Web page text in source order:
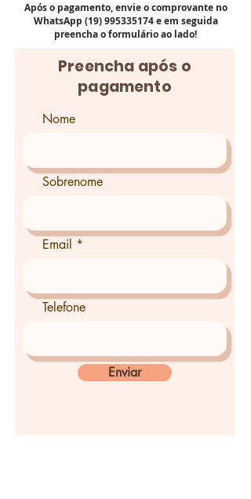
Após o pagamento, envie o comprovante no
WhatsApp (19) 995335174e em seguida
preencha o formulário ao lado!
Preencha após o
pagamento
Nome
Sobrenome
Email
Telefone
Enviar